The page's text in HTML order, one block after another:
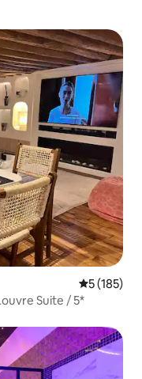
5 (185)
Suite / 5*